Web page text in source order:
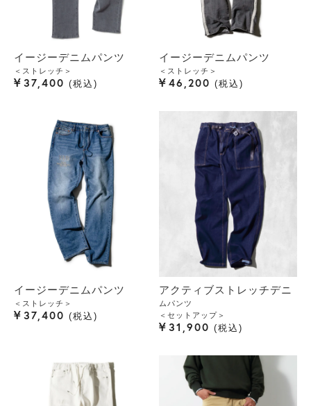
イージーデニムパンツ
＜ストレッチ＞
¥ 37,400 税込
イージーデニムパンツ
＜ストレッチ＞
¥ 46,200 税込
イージーデニムパンツ
＜ストレッチ＞
¥ 37,400 税込
アクティブストレッチデニ
ムパンツ
＜セットアップ＞
¥ 31,900 税込